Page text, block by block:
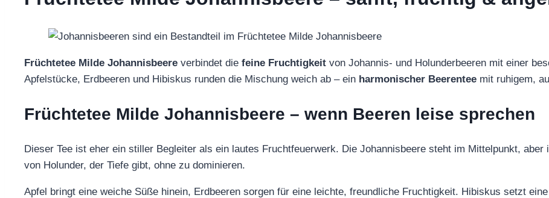
Früchtetee Milde Johannisbeere verbindet die feine Fruchtigkeit von Johannis- und Holunderbeeren mit einer
Apfelstücke, Erdbeeren und Hibiskus runden die Mischung weich ab – ein harmonischer Beerentee mit ruhigem,
Früchtetee Milde Johannisbeere – wenn Beeren leise sprechen
Dieser Tee ist eher ein stiller Begleiter als ein lautes Fruchtfeuerwerk. Die Johannisbeere steht im Mittelpunkt,
von Holunder, der Tiefe gibt, ohne zu dominieren.
Apfel bringt eine weiche Süße hinein, Erdbeeren sorgen für eine leichte, freundliche Fruchtigkeit. Hibiskus setzt